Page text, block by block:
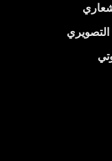
التصويري